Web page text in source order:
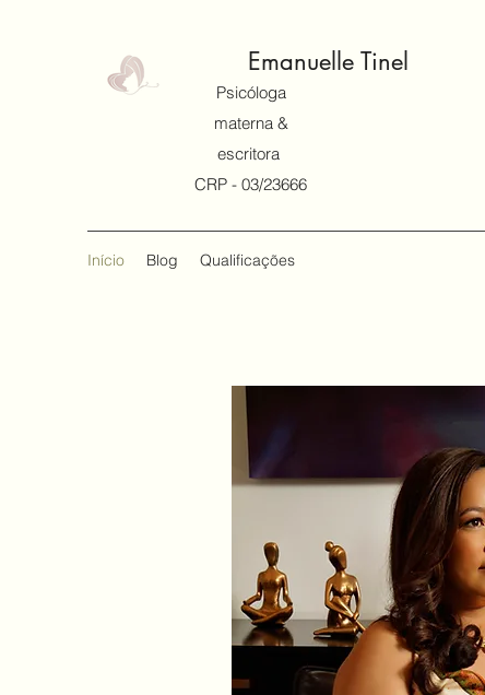
Emanuelle Tinel
Psicóloga
materna &
escritora
CRP - 03/23666
Início Blog Qualificações